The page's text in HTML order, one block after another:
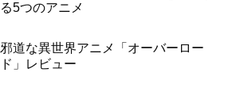
る5つのアニメ
邪道な異世界アニメ「オーバーロー
ド」レビュー